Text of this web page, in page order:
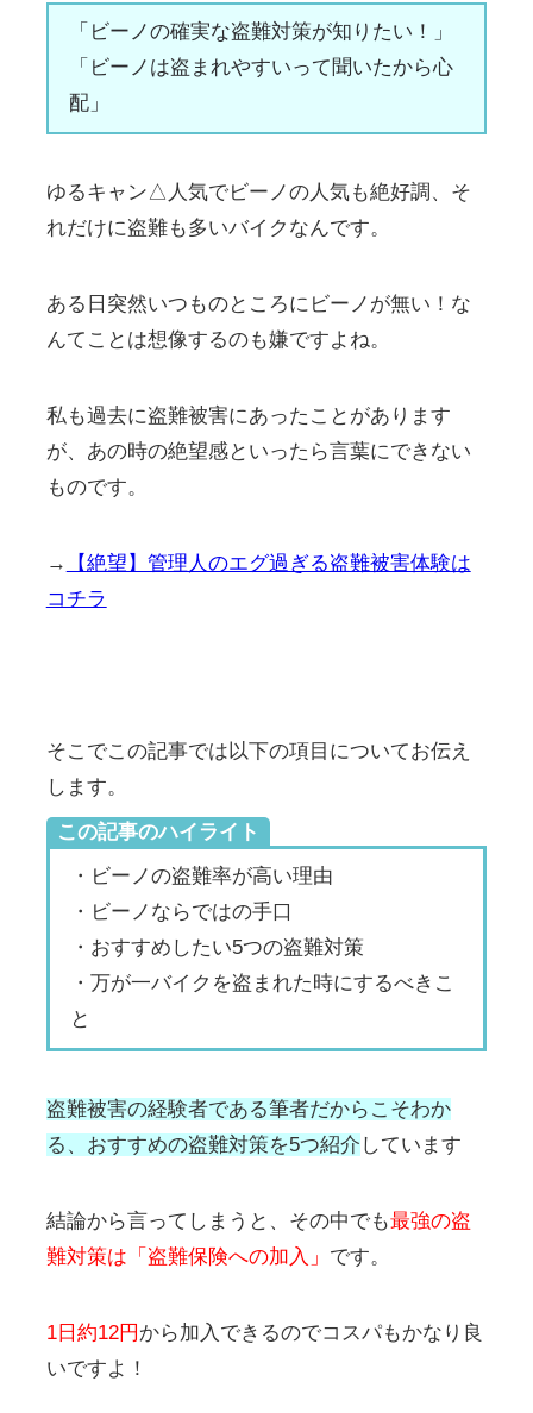
「ビーノの確実な盗難対策が知りたい！」
「ビーノは盗まれやすいって聞いたから心
配」
ゆるキャン△人気でビーノの人気も絶好調、そ
れだけに盗難も多いバイクなんです。
ある日突然いつものところにビーノが無い！な
んてことは想像するのも嫌ですよね。
私も過去に盗難被害にあったことがあります
が、あの時の絶望感といったら言葉にできない
ものです。
→
【絶望】管理人のエグ過ぎる盗難被害体験は
コチラ
そこでこの記事では以下の項目についてお伝え
します。
この記事のハイライト
・ビーノの盗難率が高い理由
・ビーノならではの手口
・おすすめしたい5つの盗難対策
・万が一バイクを盗まれた時にするべきこ
と
盗難被害の経験者である筆者だからこそわか
る、おすすめの盗難対策を5つ紹介 しています
結論から言ってしまうと、その中でも最強の盗
難対策は「盗難保険への加入」 です。
1日約12円 から加入できるのでコスパもかなり良
いですよ！